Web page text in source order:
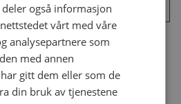
også informasjon
vårt med våre
analysepartnere som
med annen
gitt dem eller som de
din bruk av tjenestene